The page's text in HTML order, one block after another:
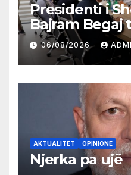
Presidenti i
Bajram Begaj
partive
06/08/2026
AKTUALITET OPINIONE
Njerka pa ujë